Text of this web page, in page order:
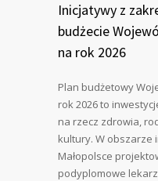
Inicjatywy z
budżecie
na rok 2026
Plan budżetowy
rok 2026 to
na rzecz zdrowia,
kultury. W obszarze
Małopolsce
podyplomowe